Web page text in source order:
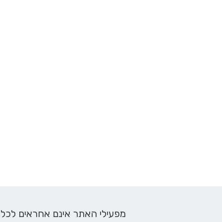
מפעילי האתר אינם אחראים